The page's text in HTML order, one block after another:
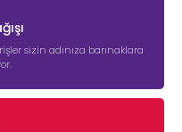
sizin adınıza barınaklara